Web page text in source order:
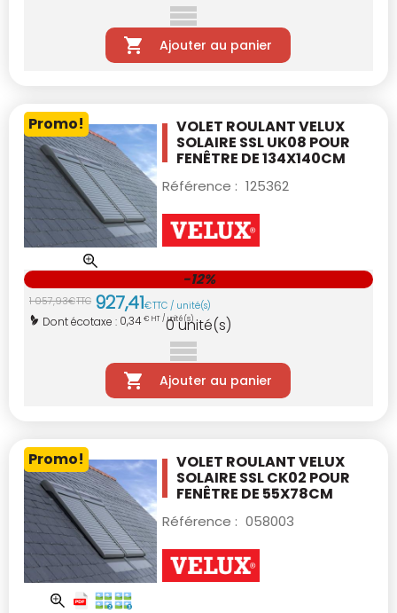
Ajouter au panier
Promo! VOLET ROULANT VELUX
SOLAIRE SSL UK08 POUR
FENÊTRE DE 134X140CM
Référence : 125362
1 057,93€TTC 927,41€TTC / unité(s)
Dont écotaxe : 0,34€ HT / unité(s)
-12%
0unité(s)
Ajouter au panier
Promo! VOLET ROULANT VELUX
SOLAIRE SSL CK02 POUR
FENÊTRE DE 55X78CM
Référence : 058003